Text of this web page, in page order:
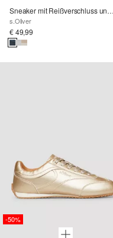
Sneaker mit Reißverschluss und Gummisohle
s.Oliver
€ 49,99
-50%